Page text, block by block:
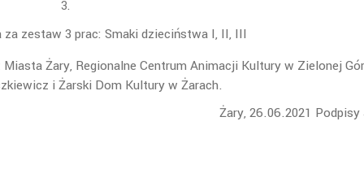
za zestaw 3 prac: Smaki dzieciństwa I, II, III
Żary, Regionalne Centrum Animacji Kultury w Zielonej
i Żarski Dom Kultury w Żarach.
Żary, 26.06.2021 Podpisy